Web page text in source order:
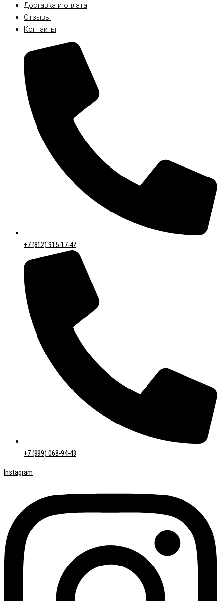
Доставка и оплата
Отзывы
Контакты
+7 (812) 915-17-42
+7 (999) 068-94-48
Instagram